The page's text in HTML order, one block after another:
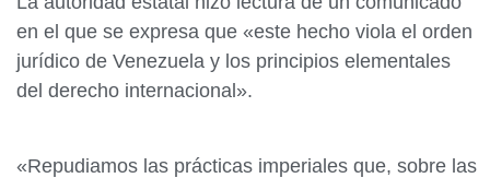
en el que se expresa que «este hecho viola el orden
jurídico de Venezuela y los principios elementales
del derecho internacional».
«Repudiamos las prácticas imperiales que, sobre las